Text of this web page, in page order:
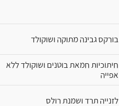
בורקס גבינה מתוקה ושוקולד
חיתוכיות חמאת בוטנים ושוקולד ללא
אפייה
לזנייה תרד ושמנת רולס